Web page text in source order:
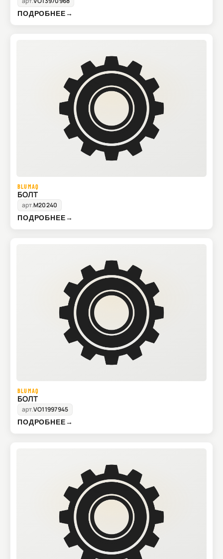
ПОДРОБНЕЕ→
BLUMAQ
БОЛТ
арт.M20240
ПОДРОБНЕЕ→
BLUMAQ
БОЛТ
арт.VO11997945
ПОДРОБНЕЕ→